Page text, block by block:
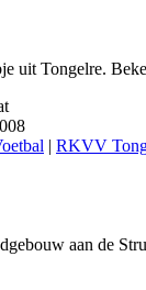
uit Tongelre.
| RKVV
aan de